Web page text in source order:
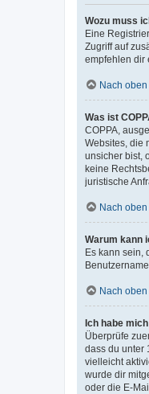
Wozu muss
Eine
Zugriff auf
empfehlen dir
Nach oben
Was ist
COPPA,
Websites, die
unsicher bist,
keine
juristische
Nach oben
Warum kann
Es kann sein,
Nach oben
Ich habe
Überprüfe
dass du unter
vielleicht
wurde dir
oder die E-